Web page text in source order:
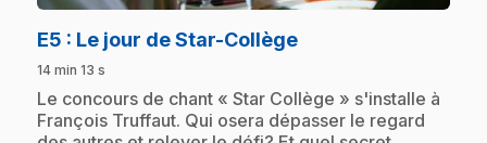
E5 : Le jour de Star-Collège.
14 min 13 s
.Le concours de chant « Star Collège » s'installe à
François Truffaut. Qui osera dépasser le regard